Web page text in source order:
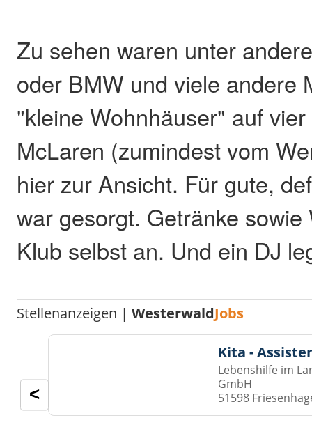
Zu sehen waren unter
oder BMW und viele andere
"kleine Wohnhäuser" auf
McLaren (zumindest vom
hier zur Ansicht. Für gute,
war gesorgt. Getränke sowie
Klub selbst an. Und ein DJ
Stellenanzeigen |WesterwaldJobs
Kita -
Lebenshilfe im
GmbH
51598
<